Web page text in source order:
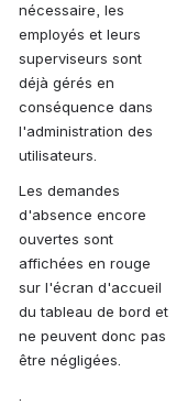
nécessaire, les
employés et leurs
superviseurs sont
déjà gérés en
conséquence dans
l'administration des
utilisateurs.
Les demandes
d'absence encore
ouvertes sont
affichées en rouge
sur l'écran d'accueil
du tableau de bord et
ne peuvent donc pas
être négligées.